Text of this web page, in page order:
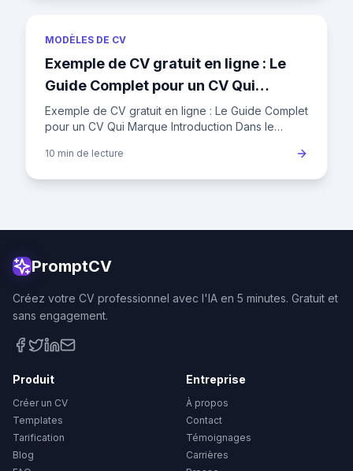
MODÈLES DE CV
Exemple de CV gratuit en ligne : Le
Guide Complet pour un CV Qui
Marque
Exemple de CV gratuit en ligne : Le Guide Complet
pour un CV Qui Marque Introduction Dans le
recruteur ne consacre en
10 min de lecture
PromptCV
Créez votre CV professionnel avec l'IA en 5 minutes. Gratuit et
sans engagement.
Produit
Créer un CV
Templates
Tarification
Blog
Entreprise
À propos
Contact
Témoignages
Carrières